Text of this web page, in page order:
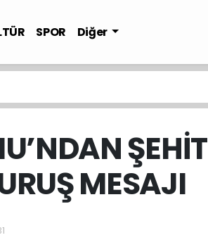
SPOR Diğer
ŞEHİT
MESAJI